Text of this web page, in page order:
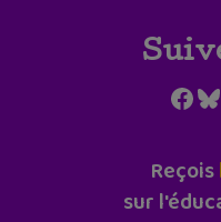
Reçois
sur